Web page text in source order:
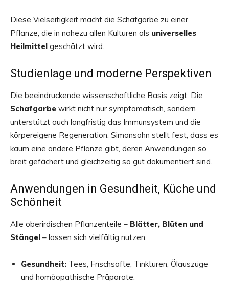
Diese Vielseitigkeit macht die Schafgarbe zu einer
Pflanze, die in nahezu allen Kulturen als universelles
Heilmittel geschätzt wird.
Studienlage und moderne Perspektiven
Die beeindruckende wissenschaftliche Basis zeigt: Die
Schafgarbe wirkt nicht nur symptomatisch, sondern
unterstützt auch langfristig das Immunsystem und die
körpereigene Regeneration. Simonsohn stellt fest, dass es
kaum eine andere Pflanze gibt, deren Anwendungen so
breit gefächert und gleichzeitig so gut dokumentiert sind.
Anwendungen in Gesundheit, Küche und
Schönheit
Alle oberirdischen Pflanzenteile – Blätter, Blüten und
Stängel – lassen sich vielfältig nutzen:
Gesundheit: Tees, Frischsäfte, Tinkturen, Ölauszüge
und homöopathische Präparate.